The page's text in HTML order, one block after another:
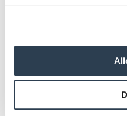
provide social media
provided to them or that
Weitere Informationen: